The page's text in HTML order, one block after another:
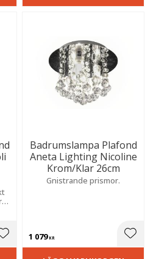
Lägg till i favoriter
Badrumslampa Plafond
Aneta Lighting Nicoline
Krom/Klar 26cm
Gnistrande prismor.
1 079KR